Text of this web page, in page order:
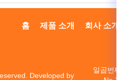
회사 소개
제품 소개
홈
Developed by
일곱번